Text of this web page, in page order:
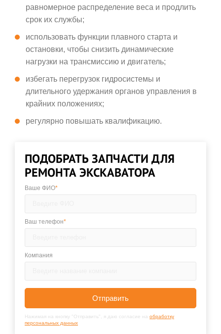
равномерное распределение веса и продлить
срок их службы;
использовать функции плавного старта и
остановки, чтобы снизить динамические
нагрузки на трансмиссию и двигатель;
избегать перегрузок гидросистемы и
длительного удержания органов управления в
крайних положениях;
регулярно повышать квалификацию.
ПОДОБРАТЬ ЗАПЧАСТИ ДЛЯ
РЕМОНТА ЭКСКАВАТОРА
Ваше ФИО*
Ваш телефон*
Компания
Нажимая на кнопку "Отправить", я даю согласие на обработку
персональных данных
Отправить